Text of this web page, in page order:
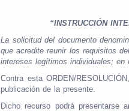
“INSTRUCCIÓN
La solicitud del documento
que acredite reunir los requisitos
intereses legítimos individuales; en
Contra esta ORDEN/
publicación de la presente.
Dicho recurso podrá presentarse